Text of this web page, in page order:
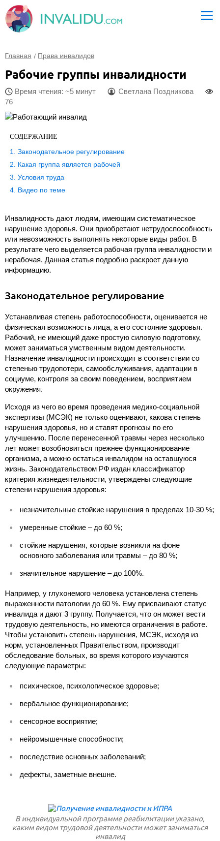
Главная Права инвалидов
Рабочие группы инвалидности
Время чтения: ~5 минут
Светлана Поздникова
76
СОДЕРЖАНИЕ
Законодательное регулирование
Какая группа является рабочей
Условия труда
Видео по теме
Инвалидность дают людям, имеющим систематическое
нарушение здоровья. Они приобретают нетрудоспособность
или невозможность выполнять некоторые виды работ. В
результате чего выделяется рабочая группа инвалидности и
нерабочая. Данная статья подробно раскроет данную
информацию.
Законодательное регулирование
Устанавливая степень работоспособности, оценивается не
физическая возможность лица, а его состояние здоровья.
Рабочий, не имеющий даже простую силовую подготовку,
может заниматься умственным видом деятельности.
Назначение инвалидности происходит в соответствии со
степенью трудопотери, самообслуживания, адаптации в
социуме, контроля за своим поведением, восприятием
окружения.
Исходя из чего во время проведения медико-социальной
экспертизы (МСЭК) не только оценивают, какова степень
нарушения здоровья, но и ставят прогнозы по его
улучшению. После перенесенной травмы через несколько
лет может возобновиться прежнее функционирование
организма, а можно остаться инвалидом на оставшуюся
жизнь. Законодательством РФ издан классификатор
критерия жизнедеятельности, утверждены следующие
степени нарушения здоровья:
незначительные стойкие нарушения в пределах 10-30 %;
умеренные стойкие – до 60 %;
стойкие нарушения, которые возникли на фоне
основного заболевания или травмы – до 80 %;
значительное нарушение – до 100%.
Например, у глухонемого человека установлена степень
выраженности патологии до 60 %. Ему присваивают статус
инвалида и дают 3 группу. Получается, что он может вести
трудовую деятельность, но имеются ограничения в работе.
Чтобы установить степень нарушения, МСЭК, исходя из
норм, установленных Правительством, производит
обследование больных, во время которого изучаются
следующие параметры:
психическое, психологическое здоровье;
вербальное функционирование;
сенсорное восприятие;
нейромышечные способности;
последствие основных заболеваний;
дефекты, заметные внешне.
В индивидуальной программе реабилитации указано,
каким видом трудовой деятельности может заниматься
инвалид